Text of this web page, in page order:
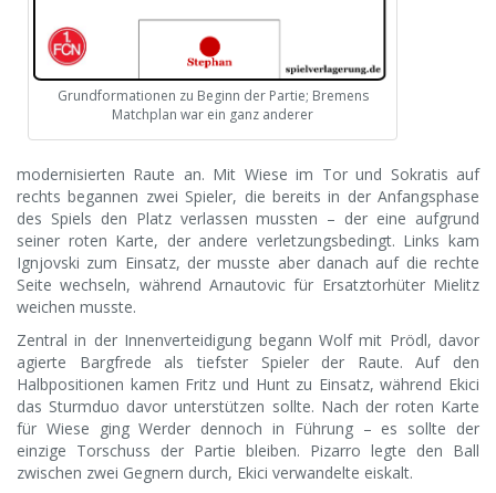
Grundformationen zu Beginn der Partie; Bremens
Matchplan war ein ganz anderer
modernisierten Raute an. Mit Wiese im Tor und Sokratis auf
rechts begannen zwei Spieler, die bereits in der Anfangsphase
des Spiels den Platz verlassen mussten – der eine aufgrund
seiner roten Karte, der andere verletzungsbedingt. Links kam
Ignjovski zum Einsatz, der musste aber danach auf die rechte
Seite wechseln, während Arnautovic für Ersatztorhüter Mielitz
weichen musste.
Zentral in der Innenverteidigung begann Wolf mit Prödl, davor
agierte Bargfrede als tiefster Spieler der Raute. Auf den
Halbpositionen kamen Fritz und Hunt zu Einsatz, während Ekici
das Sturmduo davor unterstützen sollte. Nach der roten Karte
für Wiese ging Werder dennoch in Führung – es sollte der
einzige Torschuss der Partie bleiben. Pizarro legte den Ball
zwischen zwei Gegnern durch, Ekici verwandelte eiskalt.